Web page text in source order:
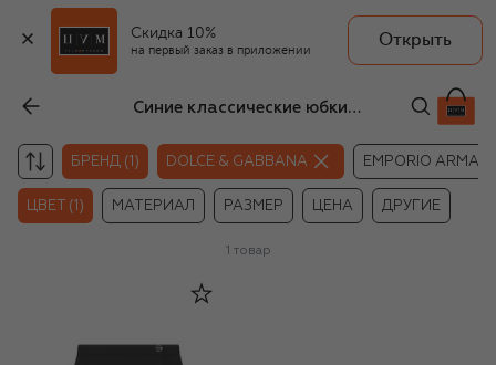
Скидка 10%
на первый заказ в приложении
Открыть
Синие классические юбки для девочек Dolce & Gabbana
БРЕНД (1) DOLCE & GABBANA EMPORIO ARMANI
ЦВЕТ (1) МАТЕРИАЛ РАЗМЕР ЦЕНА ДРУГИЕ
1 товар